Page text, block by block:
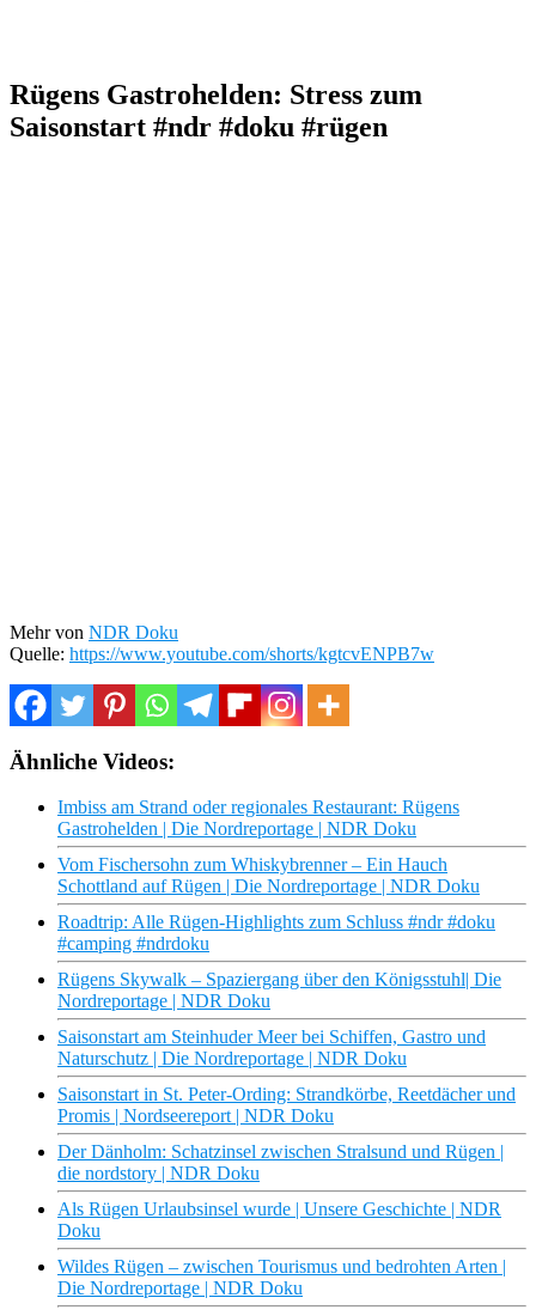
Rügens Gastrohelden: Stress zum
Saisonstart #ndr #doku #rügen
Mehr von NDR Doku
Quelle: https://www.youtube.com/shorts/kgtcvENPB7w
Ähnliche Videos:
Imbiss am Strand oder regionales Restaurant: Rügens
Gastrohelden | Die Nordreportage | NDR Doku
Vom Fischersohn zum Whiskybrenner – Ein Hauch
Schottland auf Rügen | Die Nordreportage | NDR Doku
Roadtrip: Alle Rügen-Highlights zum Schluss #ndr #doku
#camping #ndrdoku
Rügens Skywalk – Spaziergang über den Königsstuhl| Die
Nordreportage | NDR Doku
Saisonstart am Steinhuder Meer bei Schiffen, Gastro und
Naturschutz | Die Nordreportage | NDR Doku
Saisonstart in St. Peter-Ording: Strandkörbe, Reetdächer und
Promis | Nordseereport | NDR Doku
Der Dänholm: Schatzinsel zwischen Stralsund und Rügen |
die nordstory | NDR Doku
Als Rügen Urlaubsinsel wurde | Unsere Geschichte | NDR
Doku
Wildes Rügen – zwischen Tourismus und bedrohten Arten |
Die Nordreportage | NDR Doku